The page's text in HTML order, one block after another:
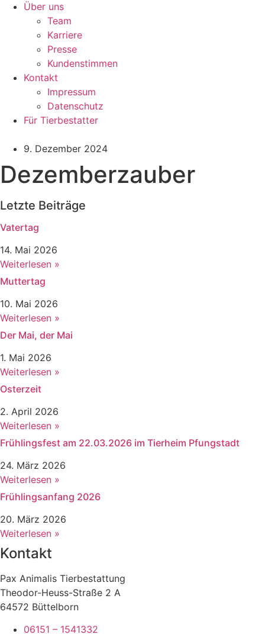
Über uns
Team
Karriere
Presse
Kundenstimmen
Kontakt
Impressum
Datenschutz
Für Tierbestatter
9. Dezember 2024
Dezemberzauber
Letzte Beiträge
Vatertag
14. Mai 2026
Weiterlesen »
Muttertag
10. Mai 2026
Weiterlesen »
Der Mai, der Mai
1. Mai 2026
Weiterlesen »
Osterzeit
2. April 2026
Weiterlesen »
Frühlingsfest am 22.03.2026 im Tierheim Pfungstadt
24. März 2026
Weiterlesen »
Frühlingsanfang 2026
20. März 2026
Weiterlesen »
Kontakt
Pax Animalis Tierbestattung
Theodor-Heuss-Straße 2 A
64572 Büttelborn
06151 – 1541332